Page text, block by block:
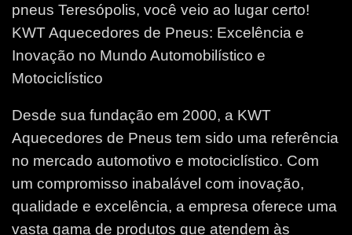
pneus Teresópolis, você veio ao lugar certo!
KWT Aquecedores de Pneus: Excelência e
Inovação no Mundo Automobilístico e
Motociclístico
Desde sua fundação em 2000, a KWT
Aquecedores de Pneus tem sido uma referência
no mercado automotivo e motociclístico. Com
um compromisso inabalável com inovação,
qualidade e excelência, a empresa oferece uma
vasta gama de produtos que atendem às